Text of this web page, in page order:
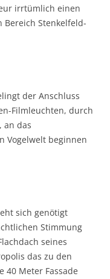
irrtümlich einen
Bereich Stenkelfeld-
der Anschluss
Filmleuchten, durch
an das
Vogelwelt beginnen
sich genötigt
Stimmung
seines
das zu den
40 Meter Fassade